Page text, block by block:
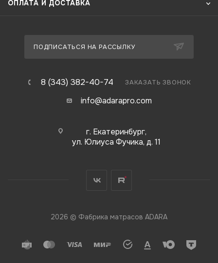
ОПЛАТА И ДОСТАВКА
ПОДПИСАТЬСЯ НА РАССЫЛКУ
8 (343) 382-40-74 ЗАКАЗАТЬ ЗВОНОК
info@adarapro.com
г. Екатеринбург,
ул. Юлиуса Фучика, д. 11
2026 © Фабрика матрасов ADARA